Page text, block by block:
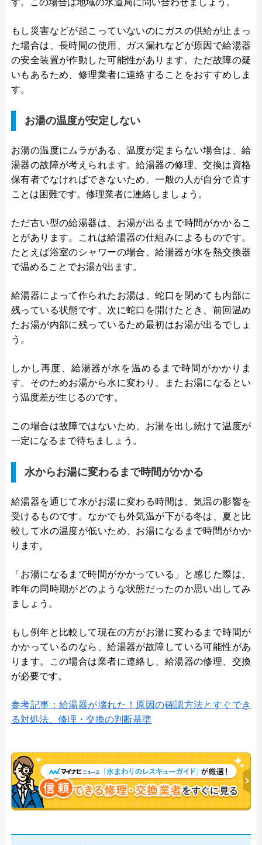
す。この場合は地域の水道局に問い合わせましょう。
もし災害などが起こっていないのにガスの供給が止まっ
た場合は、長時間の使用、ガス漏れなどが原因で給湯器
の安全装置が作動した可能性があります。ただ故障の疑
いもあるため、修理業者に連絡することをおすすめしま
す。
お湯の温度が安定しない
お湯の温度にムラがある、温度が定まらない場合は、給
湯器の故障が考えられます。給湯器の修理、交換は資格
保有者でなければできないため、一般の人が自分で直す
ことは困難です。修理業者に連絡しましょう。
ただ古い型の給湯器は、お湯が出るまで時間がかかるこ
とがあります。これは給湯器の仕組みによるものです。
たとえば浴室のシャワーの場合、給湯器が水を熱交換器
で温めることでお湯が出ます。
給湯器によって作られたお湯は、蛇口を閉めても内部に
残っている状態です。次に蛇口を開けたとき、前回温め
たお湯が内部に残っているため最初はお湯が出るでしょ
う。
しかし再度、給湯器が水を温めるまで時間がかかりま
す。そのためお湯から水に変わり、またお湯になるとい
う温度差が生じるのです。
この場合は故障ではないため、お湯を出し続けて温度が
一定になるまで待ちましょう。
水からお湯に変わるまで時間がかかる
給湯器を通じて水がお湯に変わる時間は、気温の影響を
受けるものです。なかでも外気温が下がる冬は、夏と比
較して水の温度が低いため、お湯になるまで時間がかか
ります。
「お湯になるまで時間がかかっている」と感じた際は、
昨年の同時期がどのような状態だったのか思い出してみ
ましょう。
もし例年と比較して現在の方がお湯に変わるまで時間が
かかっているのなら、給湯器が故障している可能性があ
ります。この場合は業者に連絡し、給湯器の修理、交換
が必要です。
参考記事：給湯器が壊れた！原因の確認方法とすぐでき
る対処法、修理・交換の判断基準